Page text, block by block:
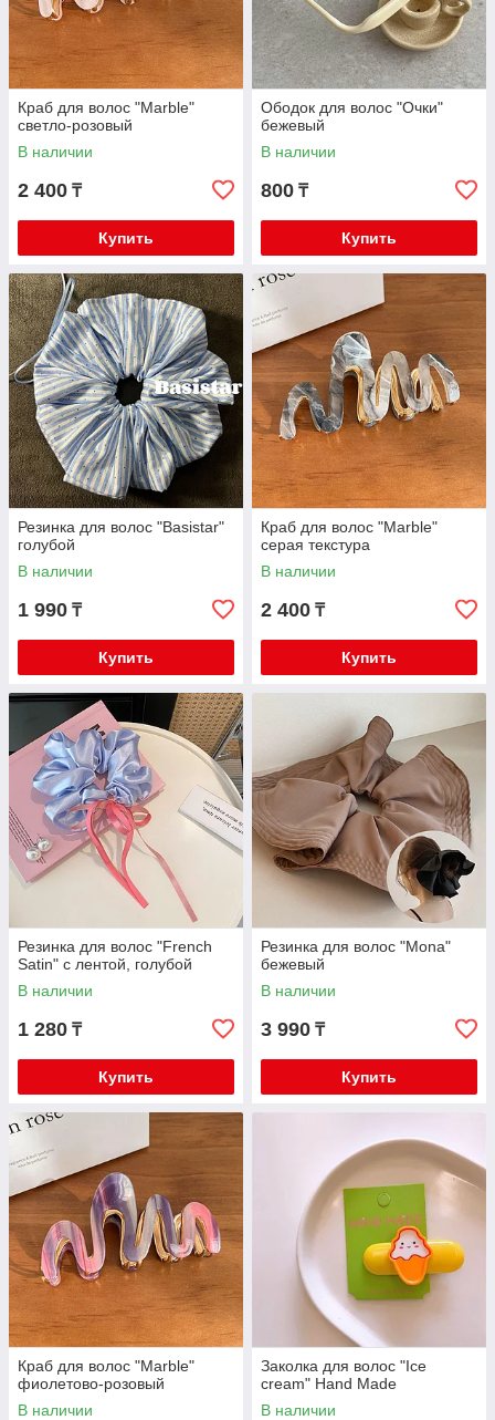
Краб для волос "Marble"
светло-розовый
В наличии
2 400 ₸
Купить
Ободок для волос "Очки"
бежевый
В наличии
800 ₸
Купить
Резинка для волос "Basistar"
голубой
В наличии
1 990 ₸
Купить
Краб для волос "Marble"
серая текстура
В наличии
2 400 ₸
Купить
Резинка для волос "French
Satin" с лентой, голубой
В наличии
1 280 ₸
Купить
Резинка для волос "Mona"
бежевый
В наличии
3 990 ₸
Купить
Краб для волос "Marble"
фиолетово-розовый
В наличии
Заколка для волос "Ice
cream" Hand Made
В наличии